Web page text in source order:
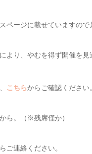
ページに載せていますの
より、やむを得ず開催を
こちらからご確認ください。
から。（※残席僅か）
ご連絡ください。